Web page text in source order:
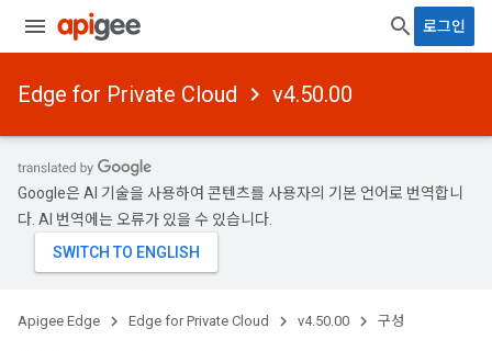
로그인
Edge for Private Cloud v4.50.00
Google은 AI 기술을 사용하여 콘텐츠를 사용자의 기본 언어로 번역합니
다. AI 번역에는 오류가 있을 수 있습니다.
Apigee Edge Edge for Private Cloud v4.50.00 구성